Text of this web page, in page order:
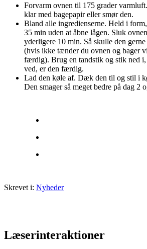
Forvarm ovnen til 175 grader
klar med bagepapir eller smør den.
Bland alle ingredienserne. Held i
35 min uden at åbne lågen. Sluk
yderligere 10 min. Så skulle den
(hvis ikke tænder du ovnen og bager
færdig). Brug en tandstik og stik ned
ved, er den færdig.
Lad den køle af. Dæk den til og stil i
Den smager så meget bedre på dag 2
Skrevet i: Nyheder
Læserinteraktioner